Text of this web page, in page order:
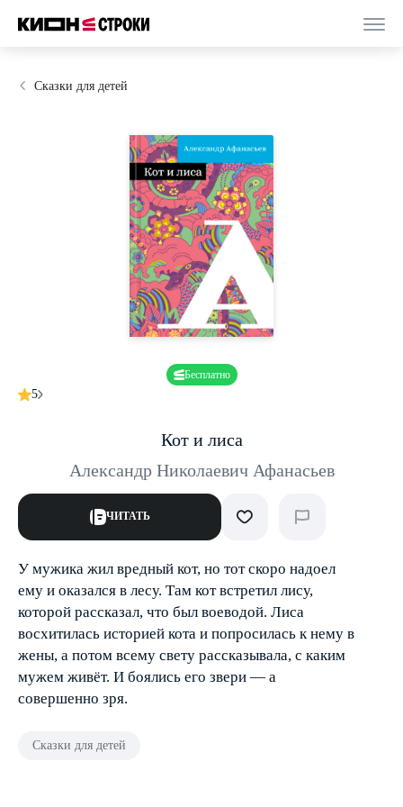
Сказки для детей
Бесплатно
5
Кот и лиса
Александр Николаевич Афанасьев
ЧИТАТЬ
У мужика жил вредный кот, но тот скоро надоел
ему и оказался в лесу. Там кот встретил лису,
которой рассказал, что был воеводой. Лиса
восхитилась историей кота и попросилась к нему в
жены, а потом всему свету рассказывала, с каким
мужем живёт. И боялись его звери — а
совершенно зря.
Сказки для детей